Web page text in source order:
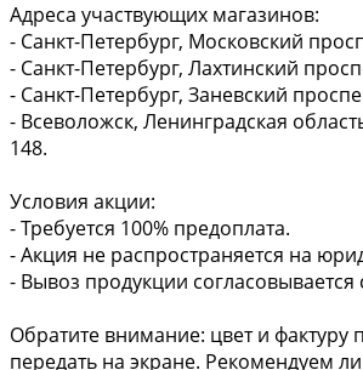
Адреса участвующих магазинов:
- Санкт-Петербург, Московский
- Санкт-Петербург, Лахтинский
- Санкт-Петербург, Заневский
- Всеволожск, Ленинградская
148.
Условия акции:
- Требуется 100% предоплата.
- Акция не распространяется на
- Вывоз продукции
Обратите внимание: цвет и фактуру
передать на экране. Рекомендуем